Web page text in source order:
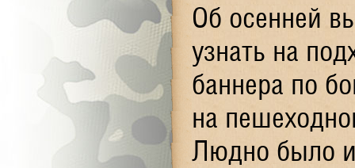
Об осенней
узнать на
баннера по
на
Людно было